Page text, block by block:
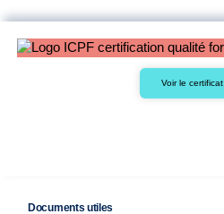
Voir le certificat
Documents utiles